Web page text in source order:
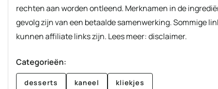
rechten aan worden ontleend. Merknamen in de
gevolg zijn van een betaalde samenwerking. Sommige
kunnen affiliate links zijn. Lees meer: disclaimer.
Categorieën:
desserts kaneel kliekjes